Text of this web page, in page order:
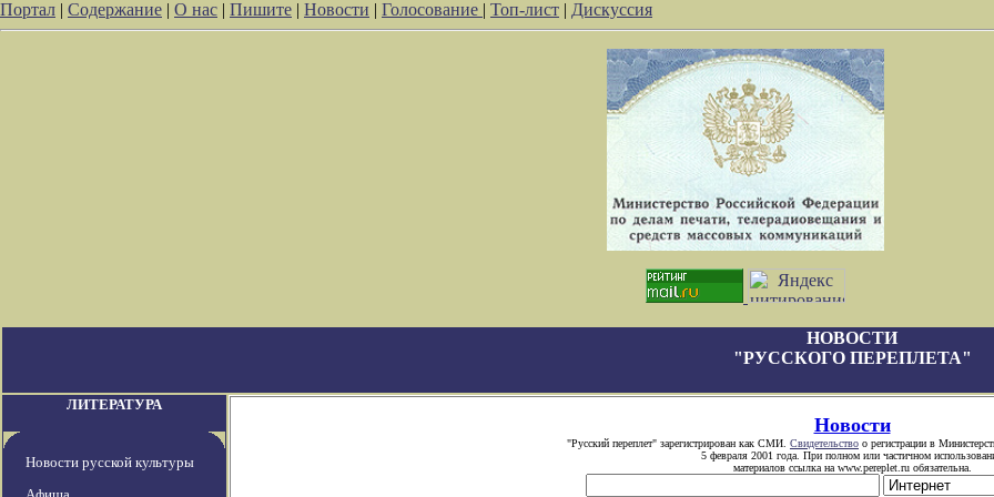
Портал | Содержание | О нас | Пишите | Новости | Голосование | Топ-лист | Дискуссия
НОВОСТИ
"РУССКОГО ПЕРЕПЛЕТА"
ЛИТЕРАТУРА
Новости русской культуры
Новости
"Русский переплет" зарегистрирован как СМИ. Свидетельство о регистрации в
5 февраля 2001 года. При полном или частичном
материалов ссылка на www.pereplet.ru обязательна.